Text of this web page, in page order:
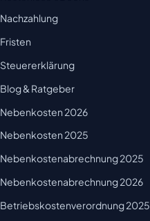
Nachzahlung
Fristen
Steuererklärung
Blog & Ratgeber
Nebenkosten 2026
Nebenkosten 2025
Nebenkostenabrechnung 2025
Nebenkostenabrechnung 2026
Betriebskostenverordnung 2025